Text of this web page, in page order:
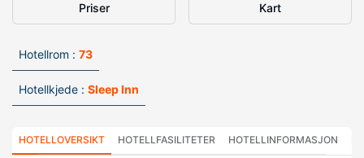
Priser Kart
Hotellrom : 73
Hotellkjede : Sleep Inn
HOTELLOVERSIKT HOTELLFASILITETER HOTELLINFORMASJON